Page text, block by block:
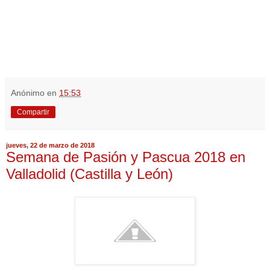
Anónimo en 15:53
Compartir
jueves, 22 de marzo de 2018
Semana de Pasión y Pascua 2018 en
Valladolid (Castilla y León)